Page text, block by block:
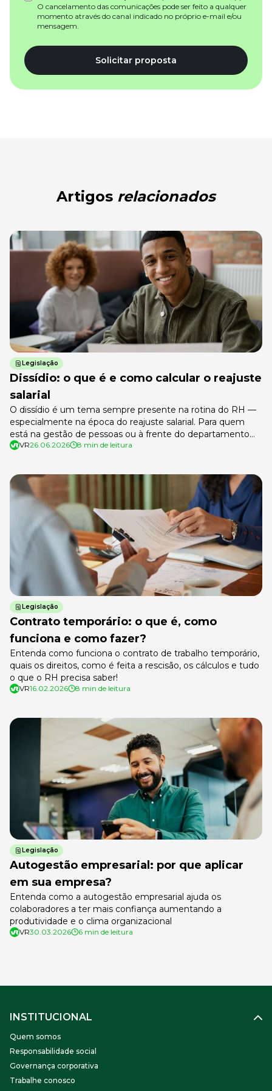
O cancelamento das comunicações pode ser feito a qualquer
momento através do canal indicado no próprio e-mail e/ou
mensagem.
Solicitar proposta
Artigos relacionados
Legislação
Dissídio: o que é e como calcular o reajuste
salarial
O dissídio é um tema sempre presente na rotina do RH —
especialmente na época do reajuste salarial. Para quem
está na gestão de pessoas ou à frente do departamento
pessoal, entender esse tema é essencial, não só para o
VR26.06.2026 8 min de leitura
Legislação
Contrato temporário: o que é, como
funciona e como fazer?
Entenda como funciona o contrato de trabalho temporário,
quais os direitos, como é feita a rescisão, os cálculos e tudo
o que o RH precisa saber!
VR16.02.2026 8 min de leitura
Legislação
Autogestão empresarial: por que aplicar
em sua empresa?
Entenda como a autogestão empresarial ajuda os
colaboradores a ter mais confiança aumentando a
produtividade e o clima organizacional
VR30.03.2026 6 min de leitura
INSTITUCIONAL
Quem somos
Responsabilidade social
Governança corporativa
Trabalhe conosco